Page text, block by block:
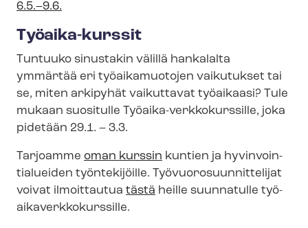
6.5.–9.6.
Työaika-kurssit
Tuntuuko sinustakin välillä hankalalta
ymmärtää eri työaikamuotojen vaikutukset tai
se, miten arkipyhät vaikuttavat työaikaasi? Tule
mukaan suositulle Työaika-​verkkokurssille, joka
pidetään 29.1. – 3.3.
Tarjoamme oman kurssin kuntien ja hy­vin­voin­
tia­luei­den työntekijöille. Työ­vuo­ro­suun­nit­te­li­jat
voivat ilmoittautua tästä heille suunnatulle työ­
ai­ka­verk­ko­kurs­sil­le.